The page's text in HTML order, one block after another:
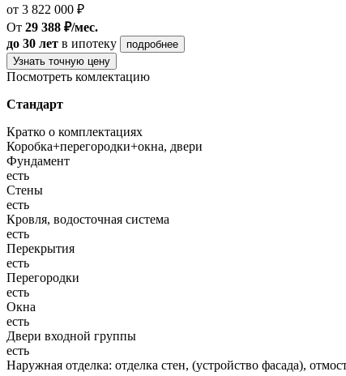
от 3 822 000 ₽
От 29 388 ₽/мес.
до 30 лет в ипотеку
подробнее
Узнать точную цену
Посмотреть комлектацию
Стандарт
Кратко о комплектациях
Коробка+перегородки+окна, двери
Фундамент
есть
Стены
есть
Кровля, водосточная система
есть
Перекрытия
есть
Перегородки
есть
Окна
есть
Двери входной группы
есть
Наружная отделка: отделка стен, (устройство фасада),